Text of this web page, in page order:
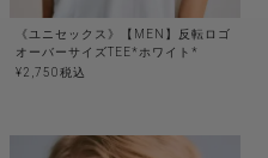
《ユニセックス》【MEN】反転ロゴ
オーバーサイズTEE*ホワイト*
¥2,750税込